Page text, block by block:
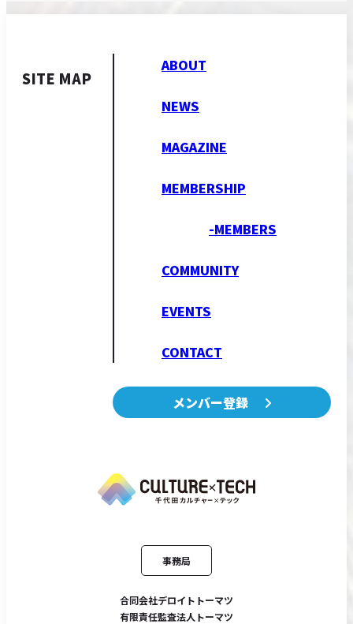
SITE MAP
ABOUT
NEWS
MAGAZINE
MEMBERSHIP
-MEMBERS
COMMUNITY
EVENTS
CONTACT
メンバー登録
事務局
合同会社デロイトトーマツ
有限責任監査法人トーマツ